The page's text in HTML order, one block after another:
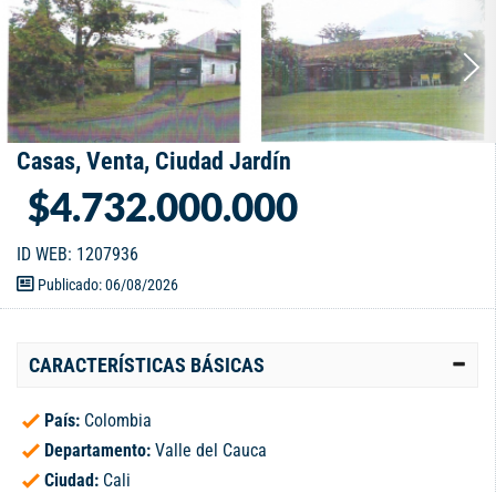
Casas, Venta, Ciudad Jardín
$4.732.000.000
ID WEB: 1207936
Publicado: 06/08/2026
CARACTERÍSTICAS BÁSICAS
País: Colombia
Departamento: Valle del Cauca
Ciudad: Cali